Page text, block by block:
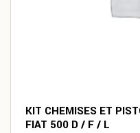
KIT CHEMISES ET
FIAT 500 D / F / L